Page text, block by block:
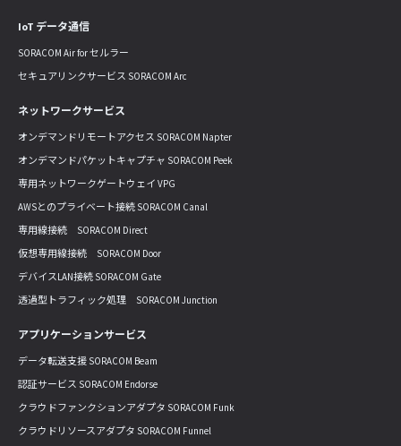
IoT データ通信
SORACOM Air for セルラー
セキュアリンクサービス SORACOM Arc
ネットワークサービス
オンデマンドリモートアクセス SORACOM Napter
オンデマンドパケットキャプチャ SORACOM Peek
専用ネットワークゲートウェイ VPG
AWSとのプライベート接続 SORACOM Canal
専用線接続 SORACOM Direct
仮想専用線接続 SORACOM Door
デバイスLAN接続 SORACOM Gate
透過型トラフィック処理 SORACOM Junction
アプリケーションサービス
データ転送支援 SORACOM Beam
認証サービス SORACOM Endorse
クラウドファンクションアダプタ SORACOM Funk
クラウドリソースアダプタ SORACOM Funnel